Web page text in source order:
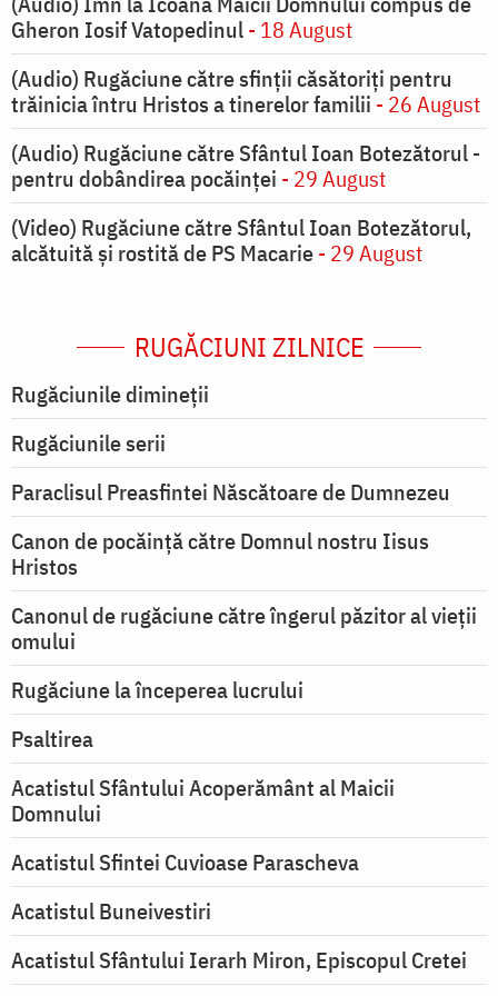
Gheron Iosif Vatopedinul- 18 August
(Audio) Rugăciune către sfinții căsătoriți pentru
trăinicia întru Hristos a tinerelor familii - 26 August
(Audio) Rugăciune către Sfântul Ioan Botezătorul -
pentru dobândirea pocăinței - 29 August
(Video) Rugăciune către Sfântul Ioan Botezătorul,
alcătuită și rostită de PS Macarie- 29 August
RUGĂCIUNI ZILNICE
Rugăciunile dimineții
Rugăciunile serii
Paraclisul Preasfintei Născătoare de Dumnezeu
Canon de pocăință către Domnul nostru Iisus
Hristos
Canonul de rugăciune către îngerul păzitor al vieții
omului
Rugăciune la începerea lucrului
Psaltirea
Acatistul Sfântului Acoperământ al Maicii
Domnului
Acatistul Sfintei Cuvioase Parascheva
Acatistul Buneivestiri
Acatistul Sfântului Ierarh Miron, Episcopul Cretei